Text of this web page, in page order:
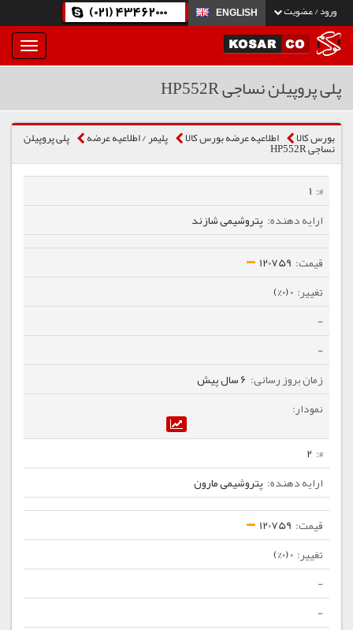
ورود / عضویت ENGLISH
(021) 43462000
بار
و
پلی پروپیلن نساجی HP552R
بورس کالا اطلاعیه عرضه بورس کالا پلیمر / اطلاعیه عرضه پلی پروپیلن
نساجی HP552R
1
پتروشیمی شازند
120759
0 (0%)
-
-
6 سال پیش
2
پتروشیمی مارون
120759
0 (0%)
-
-